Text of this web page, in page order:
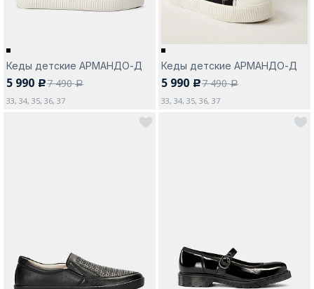
Кеды детские АРМАНДО-Д
5 990 c7 490a
33, 34, 35, 36, 37
Кеды детские АРМАНДО-Д
5 990 c7 490a
33, 34, 35, 36, 37